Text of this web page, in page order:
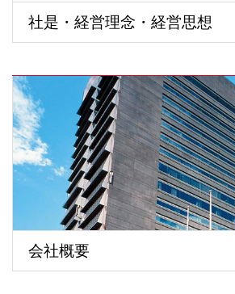
社是・経営理念・経営思想
会社概要